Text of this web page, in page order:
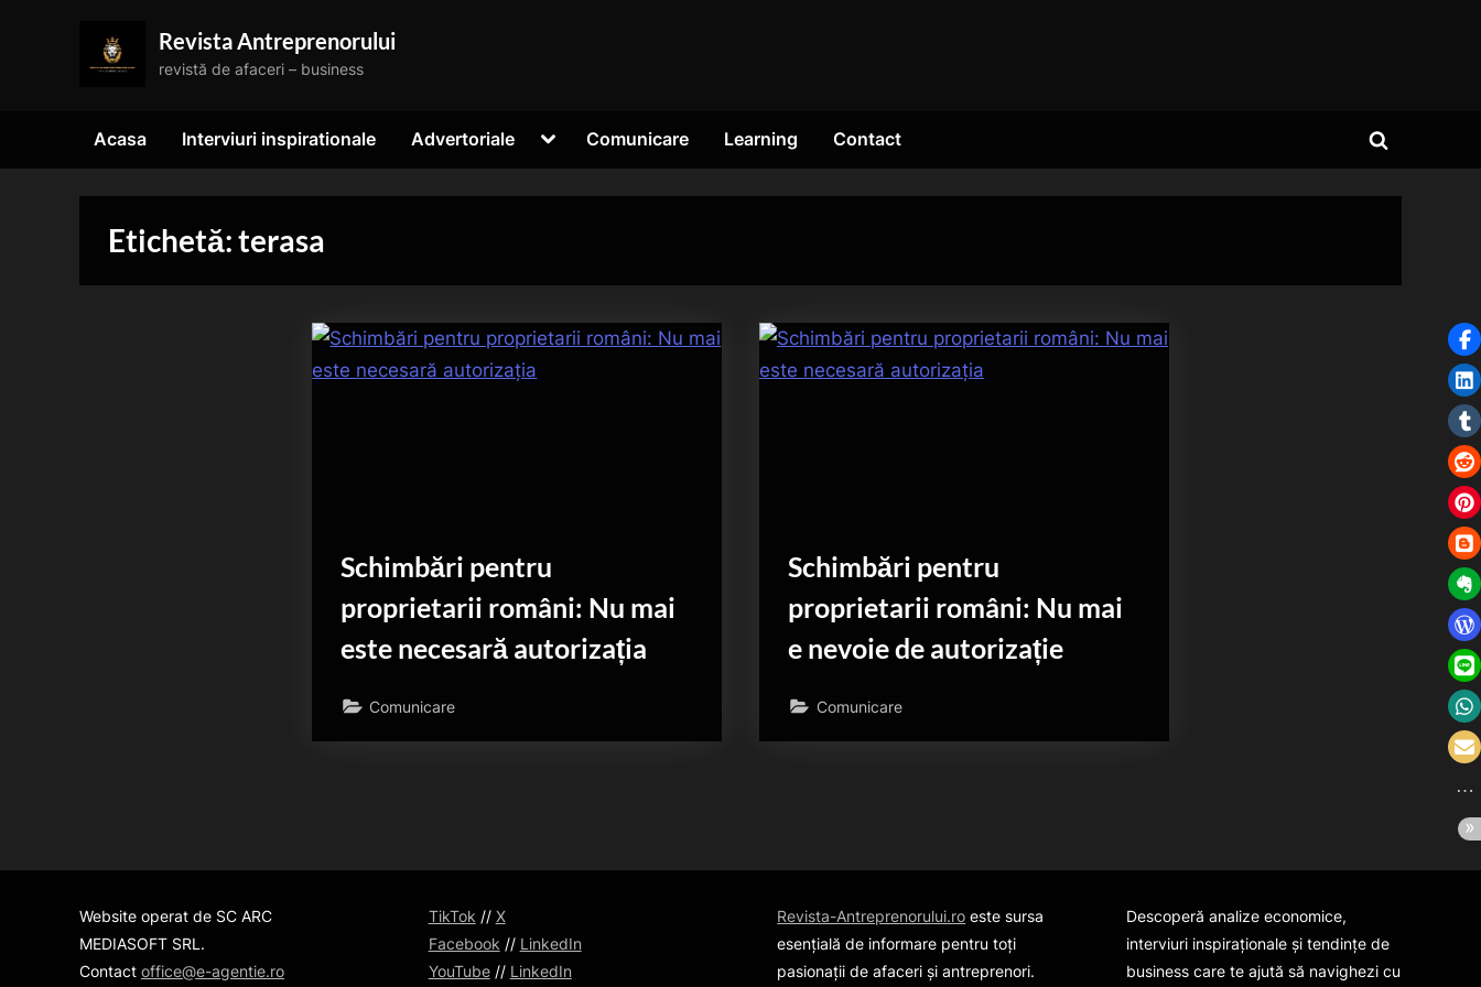
Revista Antreprenorului
revistă de afaceri – business
Acasa Interviuri inspirationale Advertoriale
Toggle
menu
Comunicare Learning Contact
Toggle
Etichetă:terasa
Schimbări pentru
proprietarii români: Nu mai
este necesară autorizația
Comunicare
Schimbări pentru
proprietarii români: Nu mai
e nevoie de autorizație
Comunicare
Website operat de SC ARC
MEDIASOFT SRL.
Contact office@e-agentie.ro
TikTok // X
Facebook // LinkedIn
YouTube// LinkedIn
Revista-Antreprenorului.ro este sursa
esențială de informare pentru toți
pasionații de afaceri și antreprenori.
Descoperă analize economice,
interviuri inspiraționale și tendințe de
business care te ajută să navighezi cu